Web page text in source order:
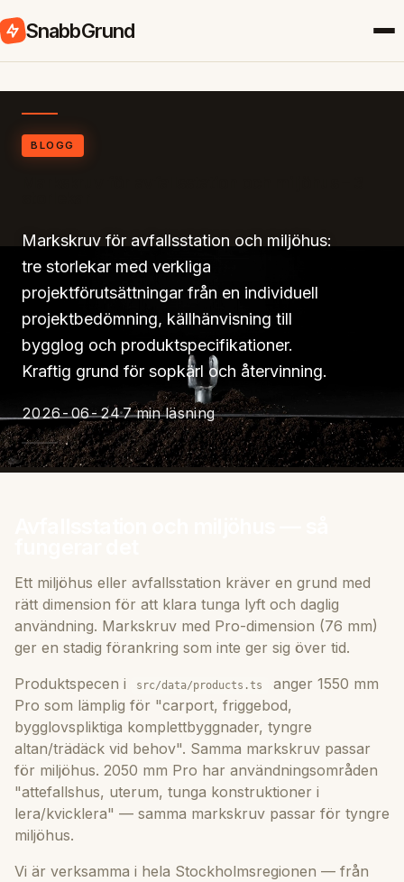
SnabbGrund
BLOGG
Markskruv för avfallsstation och miljöhus:
tre storlekar med verkliga
projektförutsättningar från en individuell
projektbedömning, källhänvisning till
bygglog och produktspecifikationer.
Kraftig grund för sopkärl och återvinning.
2026-06-247 min läsning
Ett miljöhus eller avfallsstation kräver en grund med
rätt dimension för att klara tunga lyft och daglig
användning. Markskruv med Pro-dimension (76 mm)
ger en stadig förankring som inte ger sig över tid.
Produktspecen i
src/data/products.ts
anger 1550 mm
Pro som lämplig för "carport, friggebod,
bygglovspliktiga komplettbyggnader, tyngre
altan/trädäck vid behov". Samma markskruv passar
för miljöhus. 2050 mm Pro har användningsområden
"attefallshus, uterum, tunga konstruktioner i
lera/kvicklera" — samma markskruv passar för tyngre
miljöhus.
Vi är verksamma i hela Stockholmsregionen — från